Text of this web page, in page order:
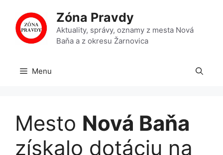
obsah
Zóna Pravdy
Aktuality, správy, oznamy z mesta Nová
Baňa a z okresu Žarnovica
Menu
Mesto Nová Baňa
získalo dotáciu na